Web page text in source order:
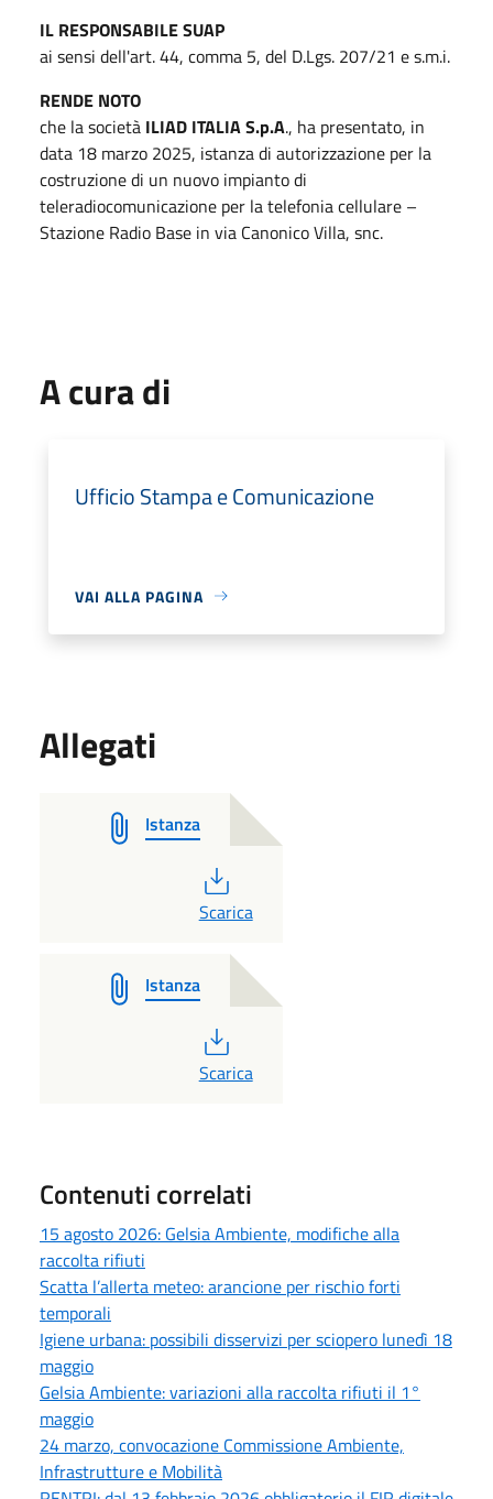
IL RESPONSABILE SUAP
ai sensi dell'art. 44, comma 5, del D.Lgs. 207/21 e s.m.i.
RENDE NOTO
che la società ILIAD ITALIA S.p.A., ha presentato, in
data 18 marzo 2025, istanza di autorizzazione per la
costruzione di un nuovo impianto di
teleradiocomunicazione per la telefonia cellulare –
Stazione Radio Base in via Canonico Villa, snc.
A cura di
Ufficio Stampa e Comunicazione
VAI ALLA PAGINA
Allegati
Istanza
PDF
Scarica
Istanza
PDF
Scarica
Contenuti correlati
15 agosto 2026: Gelsia Ambiente, modifiche alla
raccolta rifiuti
Scatta l’allerta meteo: arancione per rischio forti
temporali
Igiene urbana: possibili disservizi per sciopero lunedì 18
maggio
Gelsia Ambiente: variazioni alla raccolta rifiuti il 1°
maggio
24 marzo, convocazione Commissione Ambiente,
Infrastrutture e Mobilità